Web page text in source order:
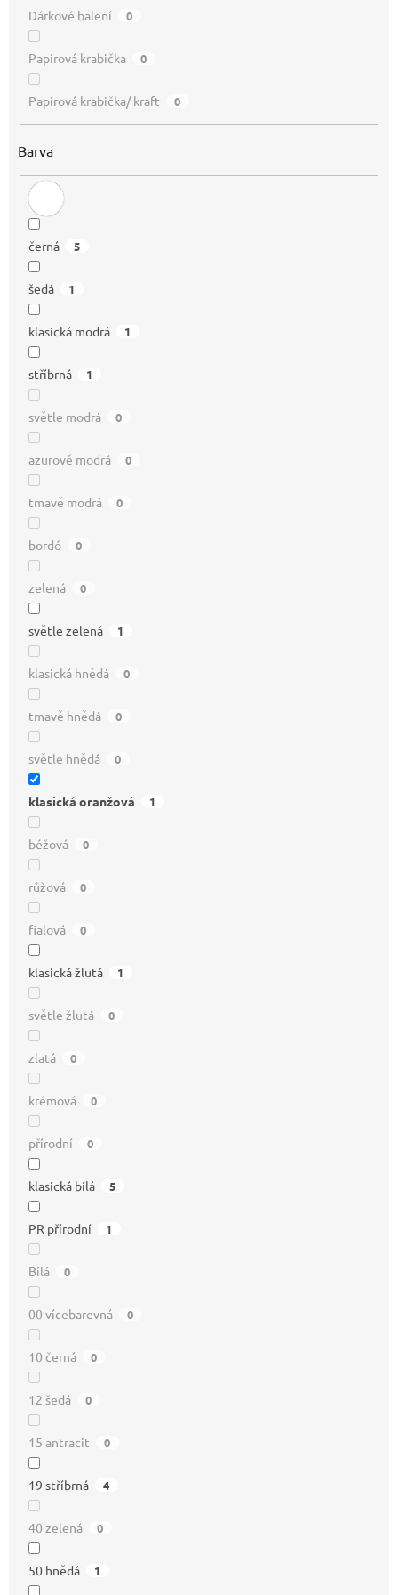
Dárkové balení 0
Papírová krabička 0
Papírová krabička/ kraft 0
Barva
černá 5
šedá 1
klasická modrá 1
stříbrná 1
světle modrá 0
azurově modrá 0
tmavě modrá 0
bordó 0
zelená 0
světle zelená 1
klasická hnědá 0
tmavě hnědá 0
světle hnědá 0
klasická oranžová 1
béžová 0
růžová 0
fialová 0
klasická žlutá 1
světle žlutá 0
zlatá 0
krémová 0
přírodní 0
klasická bílá 5
PR přírodní 1
Bílá 0
00 vícebarevná 0
10 černá 0
12 šedá 0
15 antracit 0
19 stříbrná 4
40 zelená 0
50 hnědá 1